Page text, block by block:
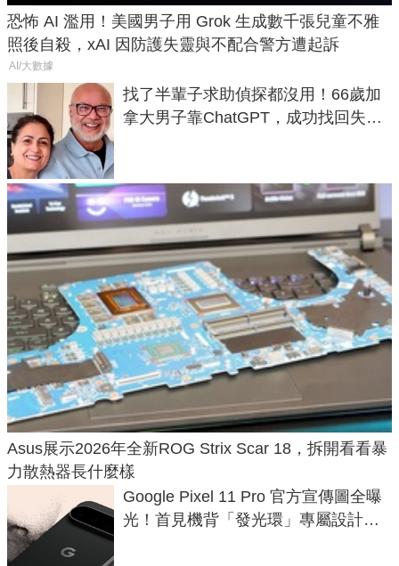
恐怖 AI 濫用！美國男子用 Grok 生成數千張兒童不雅
照後自殺，xAI 因防護失靈與不配合警方遭起訴
AI/大數據
找了半輩子求助偵探都沒用！66歲加
拿大男子靠ChatGPT，成功找回失散
Asus展示2026年全新ROG Strix Scar 18，拆開看看暴
力散熱器長什麼樣
Google Pixel 11 Pro 官方宣傳圖全曝
光！首見機背「發光環」專屬設計、